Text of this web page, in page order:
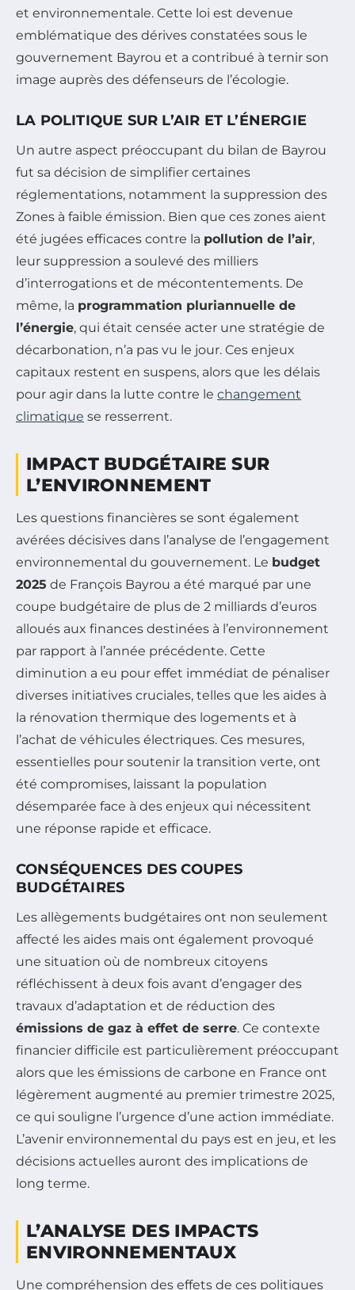
et environnementale. Cette loi est devenue
emblématique des dérives constatées sous le
gouvernement Bayrou et a contribué à ternir son
image auprès des défenseurs de l’écologie.
LA POLITIQUE SUR L’AIR ET L’ÉNERGIE
Un autre aspect préoccupant du bilan de Bayrou
fut sa décision de simplifier certaines
réglementations, notamment la suppression des
Zones à faible émission. Bien que ces zones aient
été jugées efficaces contre la pollution de l’air,
leur suppression a soulevé des milliers
d’interrogations et de mécontentements. De
même, la programmation pluriannuelle de
l’énergie, qui était censée acter une stratégie de
décarbonation, n’a pas vu le jour. Ces enjeux
capitaux restent en suspens, alors que les délais
pour agir dans la lutte contre le changement
climatique se resserrent.
IMPACT BUDGÉTAIRE SUR
L’ENVIRONNEMENT
Les questions financières se sont également
avérées décisives dans l’analyse de l’engagement
environnemental du gouvernement. Le budget
2025 de François Bayrou a été marqué par une
coupe budgétaire de plus de 2 milliards d’euros
alloués aux finances destinées à l’environnement
par rapport à l’année précédente. Cette
diminution a eu pour effet immédiat de pénaliser
diverses initiatives cruciales, telles que les aides à
la rénovation thermique des logements et à
l’achat de véhicules électriques. Ces mesures,
essentielles pour soutenir la transition verte, ont
été compromises, laissant la population
désemparée face à des enjeux qui nécessitent
une réponse rapide et efficace.
CONSÉQUENCES DES COUPES
BUDGÉTAIRES
Les allègements budgétaires ont non seulement
affecté les aides mais ont également provoqué
une situation où de nombreux citoyens
réfléchissent à deux fois avant d’engager des
travaux d’adaptation et de réduction des
émissions de gaz à effet de serre. Ce contexte
financier difficile est particulièrement préoccupant
alors que les émissions de carbone en France ont
légèrement augmenté au premier trimestre 2025,
ce qui souligne l’urgence d’une action immédiate.
L’avenir environnemental du pays est en jeu, et les
décisions actuelles auront des implications de
long terme.
L’ANALYSE DES IMPACTS
ENVIRONNEMENTAUX
Une compréhension des effets de ces politiques